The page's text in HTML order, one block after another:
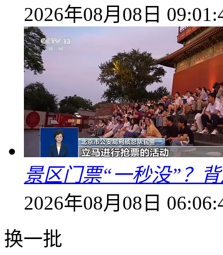
2026年08月08日
景区门票“一秒没”？
2026年08月08日
换一批